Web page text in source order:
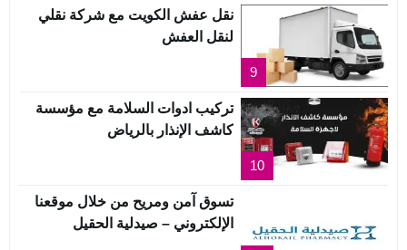
9
نقل عفش الكويت مع شركة نقلي
لنقل العفش
10
تركيب ادوات السلامة مع مؤسسة
كاشف الإنذار بالرياض
تسوق آمن ومريح من خلال موقعنا
الإلكتروني – صيدلية الحقيل